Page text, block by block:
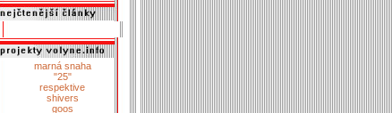
marná snaha
"25"
respektive
shivers
goos